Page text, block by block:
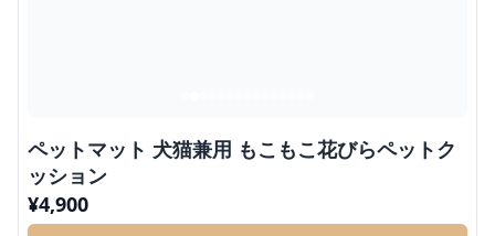
ペットマット 犬猫兼用 もこもこ花びらペットク
ッション
¥4,900